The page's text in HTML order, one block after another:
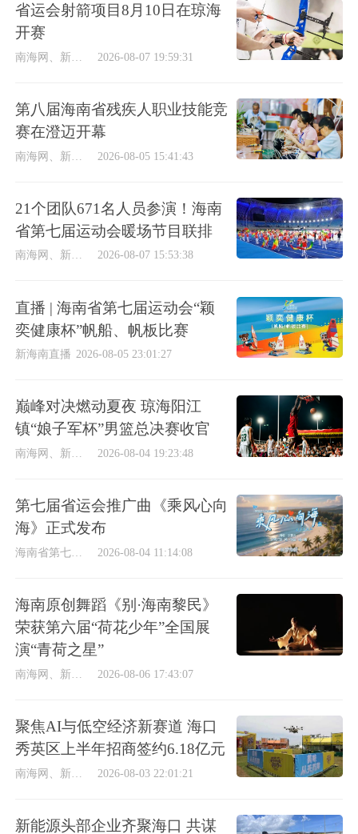
省运会射箭项目8月10日在琼海
开赛
2026-08-07 19:59:31
第八届海南省残疾人职业技能竞
赛在澄迈开幕
2026-08-05 15:41:43
21个团队671名人员参演！海南
省第七届运动会暖场节目联排
南海网、新海南客户端 2026-08-07 15:53:38
直播 | 海南省第七届运动会“颖
奕健康杯”帆船、帆板比赛
新海南直播 2026-08-05 23:01:27
巅峰对决燃动夏夜 琼海阳江
镇“娘子军杯”男篮总决赛收官
2026-08-04 19:23:48
第七届省运会推广曲《乘风心向
海》正式发布
2026-08-04 11:14:08
海南原创舞蹈《别·海南黎民》
荣获第六届“荷花少年”全国展
演“青荷之星”
2026-08-06 17:43:07
聚焦AI与低空经济新赛道 海口
秀英区上半年招商签约6.18亿元
2026-08-03 22:01:21
新能源头部企业齐聚海口 共谋